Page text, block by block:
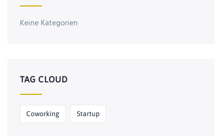
Keine Kategorien
TAG CLOUD
Coworking Startup